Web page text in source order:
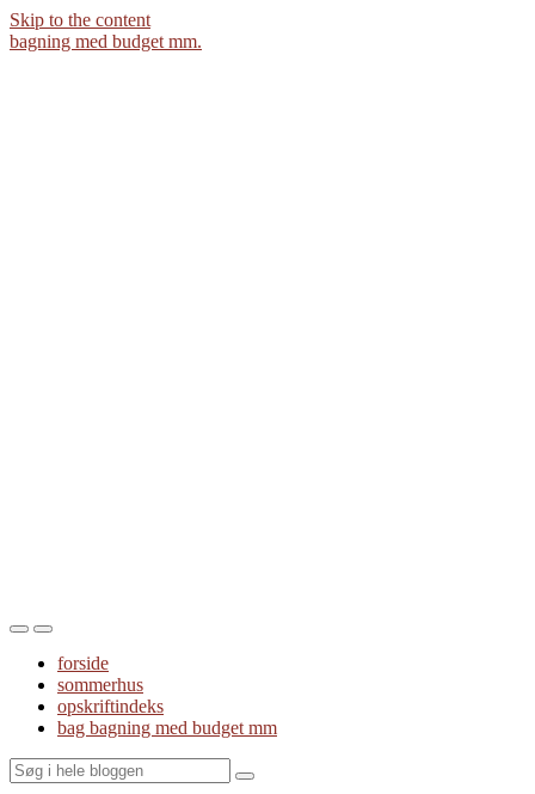
Skip to the content
bagning med budget mm.
Toggle
mobile
menu
Toggle
the
search
field
forside
sommerhus
opskriftindeks
bag bagning med budget mm
Search